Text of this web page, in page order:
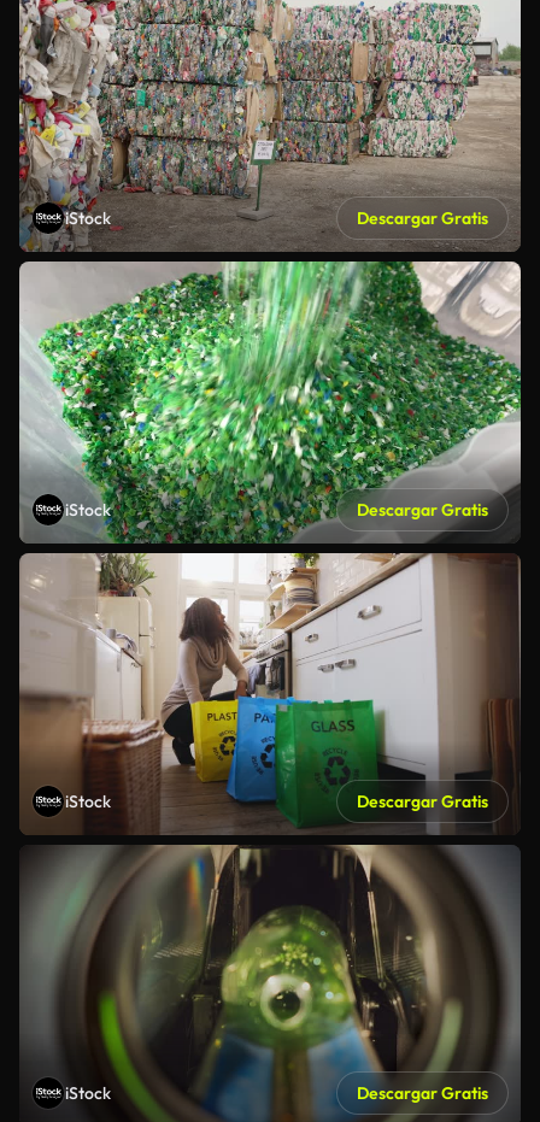
iStock Descargar Gratis
iStock Descargar Gratis
iStock Descargar Gratis
iStock Descargar Gratis